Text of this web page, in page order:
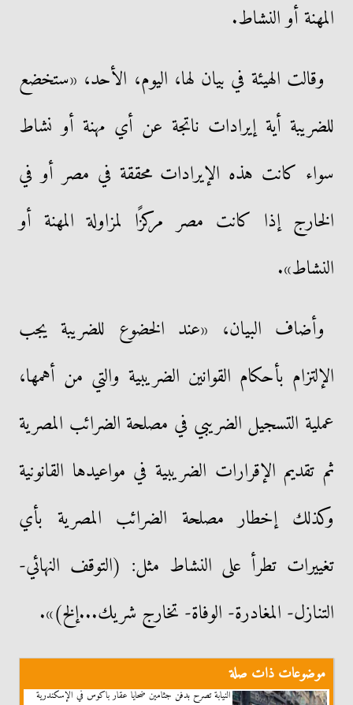
المهنة أو النشاط.
وقالت الهيئة في بيان لها، اليوم، الأحد، «ستخضع
للضريبة أية إيرادات ناتجة عن أي مهنة أو نشاط
سواء كانت هذه الإيرادات محققة في مصر أو في
الخارج إذا كانت مصر مركزًا لمزاولة المهنة أو
النشاط».
وأضاف البيان، «عند الخضوع للضريبة يجب
الإلتزام بأحكام القوانين الضريبية والتي من أهمها،
عملية التسجيل الضريبي في مصلحة الضرائب المصرية
ثم تقديم الإقرارات الضريبية في مواعيدها القانونية
وكذلك إخطار مصلحة الضرائب المصرية بأي
تغييرات تطرأ على النشاط مثل: (التوقف النهائي-
التنازل- المغادرة- الوفاة- تخارج شريك...إلخ)».
موضوعات ذات صلة
النيابة تصرح بدفن جثامين ضحايا عقار باكوس في الإسكندرية